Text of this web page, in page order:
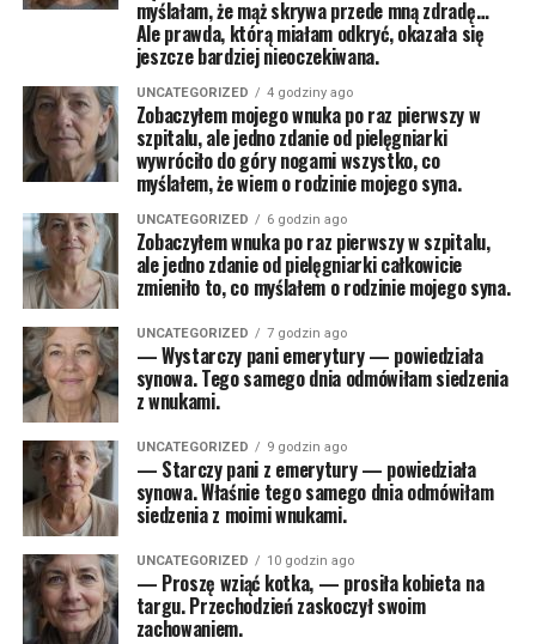
myślałam, że mąż skrywa przede mną zdradę…
Ale prawda, którą miałam odkryć, okazała się
jeszcze bardziej nieoczekiwana.
UNCATEGORIZED 4 godziny ago
Zobaczyłem mojego wnuka po raz pierwszy w
szpitalu, ale jedno zdanie od pielęgniarki
wywróciło do góry nogami wszystko, co
myślałem, że wiem o rodzinie mojego syna.
UNCATEGORIZED 6 godzin ago
Zobaczyłem wnuka po raz pierwszy w szpitalu,
ale jedno zdanie od pielęgniarki całkowicie
zmieniło to, co myślałem o rodzinie mojego syna.
UNCATEGORIZED 7 godzin ago
— Wystarczy pani emerytury — powiedziała
synowa. Tego samego dnia odmówiłam siedzenia
z wnukami.
UNCATEGORIZED 9 godzin ago
— Starczy pani z emerytury — powiedziała
synowa. Właśnie tego samego dnia odmówiłam
siedzenia z moimi wnukami.
UNCATEGORIZED 10 godzin ago
— Proszę wziąć kotka, — prosiła kobieta na
targu. Przechodzień zaskoczył swoim
zachowaniem.